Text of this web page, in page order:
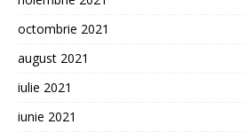
octombrie 2021
august 2021
iulie 2021
iunie 2021